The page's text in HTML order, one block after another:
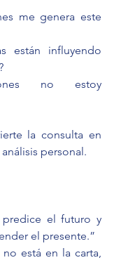
me genera este
están influyendo
no estoy
la consulta en
personal.
predice el futuro y
el presente.”
está en la carta,